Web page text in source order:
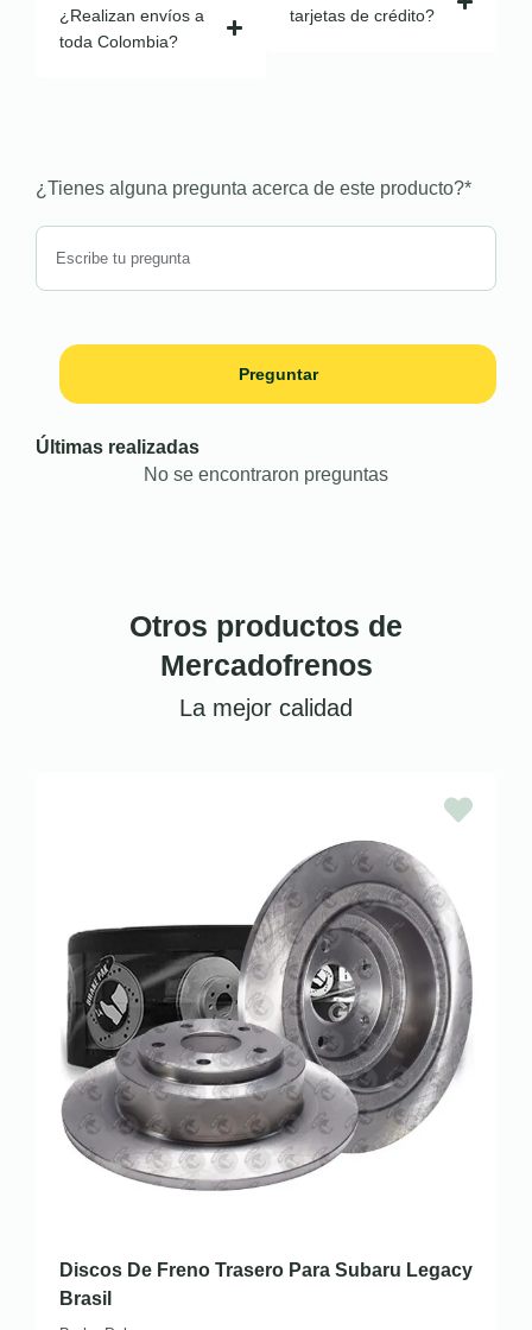
¿Realizan envíos a
toda Colombia?
tarjetas de crédito?
¿Tienes alguna pregunta acerca de este producto?*
Preguntar
Últimas realizadas
No se encontraron preguntas
Otros productos de
Mercadofrenos
La mejor calidad
Discos De Freno Trasero Para Subaru Legacy
Brasil